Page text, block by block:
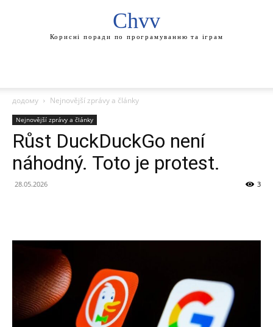
Chvv
Корисні поради по програмуванню та іграм
додому Nejnovější zprávy a články
Nejnovější zprávy a články
Růst DuckDuckGo není
náhodný. Toto je protest.
28.05.2026 3